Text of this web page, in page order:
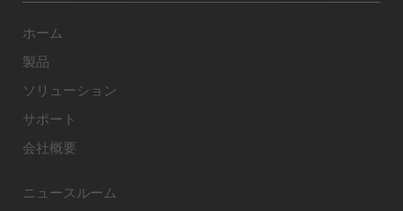
ホーム
製品
ソリューション
サポート
会社概要
ニュースルーム